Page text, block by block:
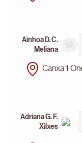
Ainhoa D. C.
Meliana
Canxa 1
Adriana G. F.
Xilxes